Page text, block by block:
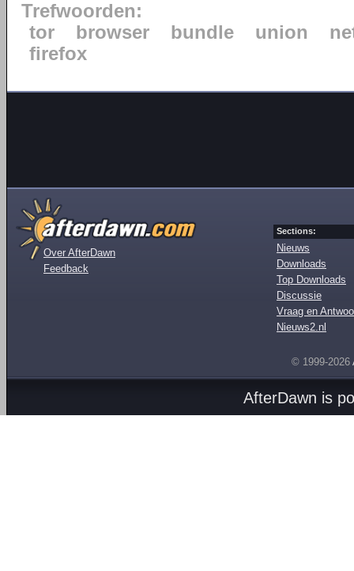
Trefwoorden:
tor
browser bundle union
firefox
Over AfterDawn
Feedback
Sections:
Nieuws
Downloads
Top Downloads
Discussie
Vraag en
Nieuws2.nl
© 1999-2026
AfterDawn is